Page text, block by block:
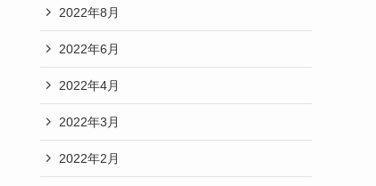
2022年8月
2022年6月
2022年4月
2022年3月
2022年2月